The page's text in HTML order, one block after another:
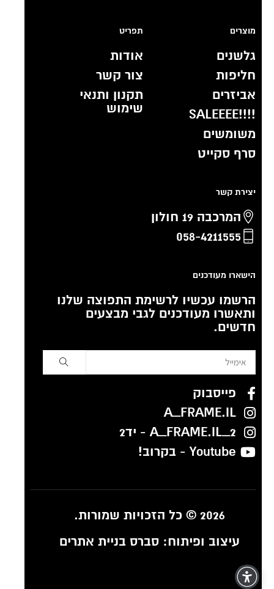
מוצרים
גלשנים
חליפות
אביזרים
!!!!SALEEEE
משומשים
סרף סקייט
תפריט
אודות
צור קשר
תקנון ותנאי
שימוש
יצירת קשר
המרכבה 19 חולון
058-4211555
הישארו מעודכנים
הרשמו עכשיו לרשימת התפוצה שלנו
ותאשרו מעודכנים לגבי מבצעים
חדשים.
פייסבוק
A_FRAME.IL
A_FRAME.IL_2 - יד2
Youtube - בקרוב!
2026 © כל הזכויות שמורות.
עיצוב ופיתוח:סברס בניית אתרים